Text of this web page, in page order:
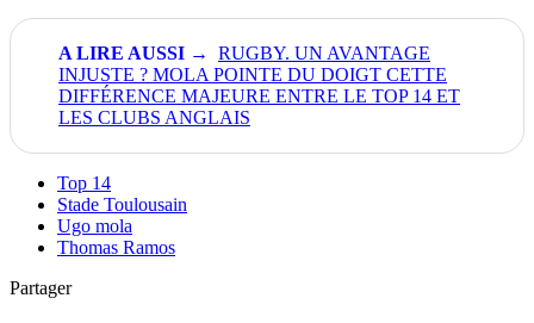
RUGBY. UN AVANTAGE
INJUSTE ? MOLA POINTE DU DOIGT CETTE
DIFFÉRENCE MAJEURE ENTRE LE TOP 14 ET
LES CLUBS ANGLAIS
Top 14
Stade Toulousain
Ugo mola
Thomas Ramos
Partager